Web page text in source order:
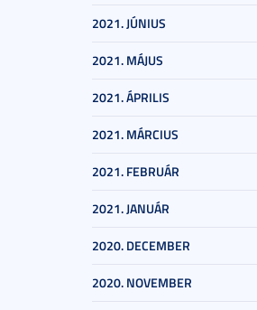
2021. JÚNIUS
2021. MÁJUS
2021. ÁPRILIS
2021. MÁRCIUS
2021. FEBRUÁR
2021. JANUÁR
2020. DECEMBER
2020. NOVEMBER